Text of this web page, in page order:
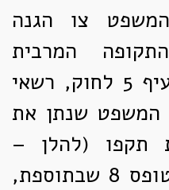
צו הגנה
המרבית
הכוללת הקבועה בסעיף 5 לחוק, רשאי
המשפט שנתן את
תקפו (להלן –
בקשת הארכה) לפי טופס 8 שבתוספת,